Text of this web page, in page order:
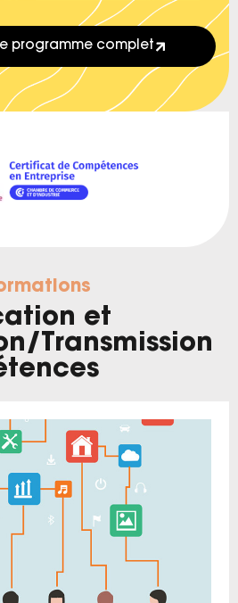
programme complet
et
/ Transmission